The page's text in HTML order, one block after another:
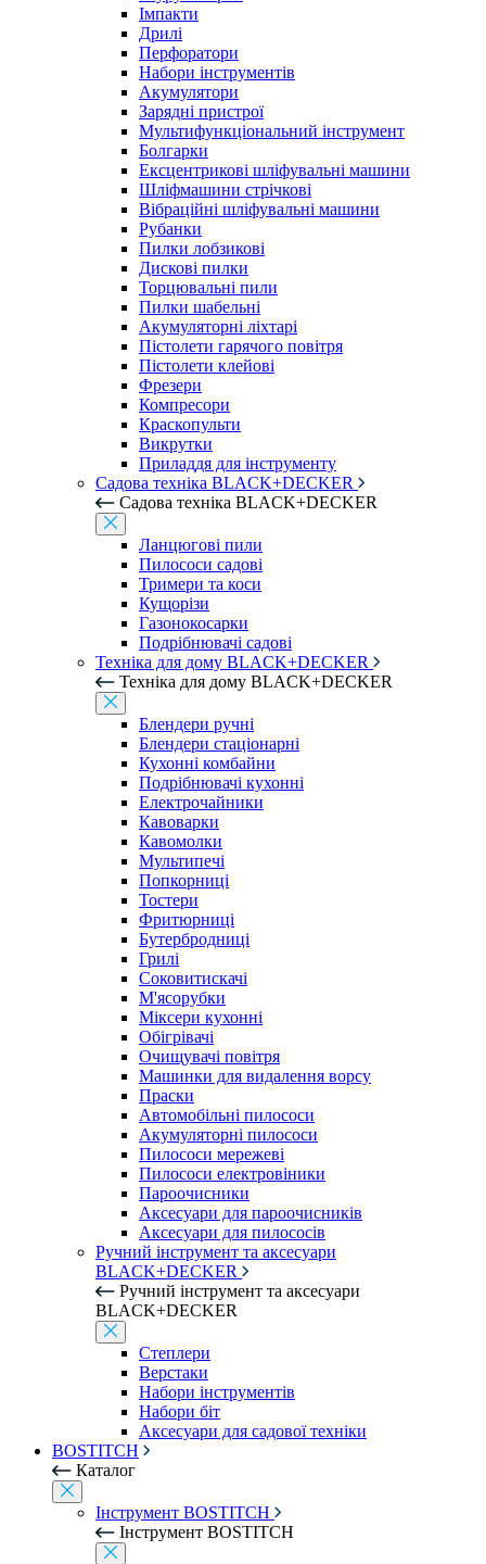
Імпакти
Дрилі
Перфоратори
Набори інструментів
Акумулятори
Зарядні пристрої
Мультифункціональний інструмент
Болгарки
Ексцентрикові шліфувальні машини
Шліфмашини стрічкові
Вібраційні шліфувальні машини
Рубанки
Пилки лобзикові
Дискові пилки
Торцювальні пили
Пилки шабельні
Акумуляторні ліхтарі
Пістолети гарячого повітря
Пістолети клейові
Фрезери
Компресори
Краскопульти
Викрутки
Приладдя для інструменту
Садова техніка BLACK+DECKER
Садова техніка BLACK+DECKER
Ланцюгові пили
Пилососи садові
Тримери та коси
Кущорізи
Газонокосарки
Подрібнювачі садові
Техніка для дому BLACK+DECKER
Техніка для дому BLACK+DECKER
Блендери ручні
Блендери стаціонарні
Кухонні комбайни
Подрібнювачі кухонні
Електрочайники
Кавоварки
Кавомолки
Мультипечі
Попкорниці
Тостери
Фритюрниці
Бутербродниці
Грилі
Соковитискачі
М'ясорубки
Міксери кухонні
Обігрівачі
Очищувачі повітря
Машинки для видалення ворсу
Праски
Автомобільні пилососи
Акумуляторні пилососи
Пилососи мережеві
Пилососи електровіники
Пароочисники
Аксесуари для пароочисників
Аксесуари для пилососів
Ручний інструмент та аксесуари
BLACK+DECKER
Ручний інструмент та аксесуари
BLACK+DECKER
Степлери
Верстаки
Набори інструментів
Набори біт
Аксесуари для садової техніки
BOSTITCH
Каталог
Інструмент BOSTITCH
Інструмент BOSTITCH